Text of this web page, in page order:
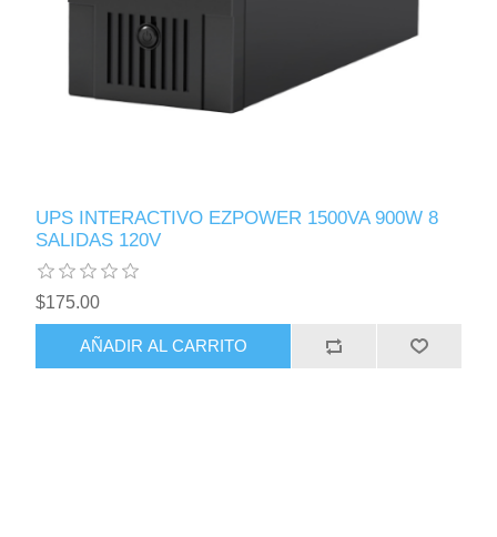
UPS INTERACTIVO EZPOWER 1500VA 900W 8
SALIDAS 120V
$175.00
AÑADIR AL CARRITO